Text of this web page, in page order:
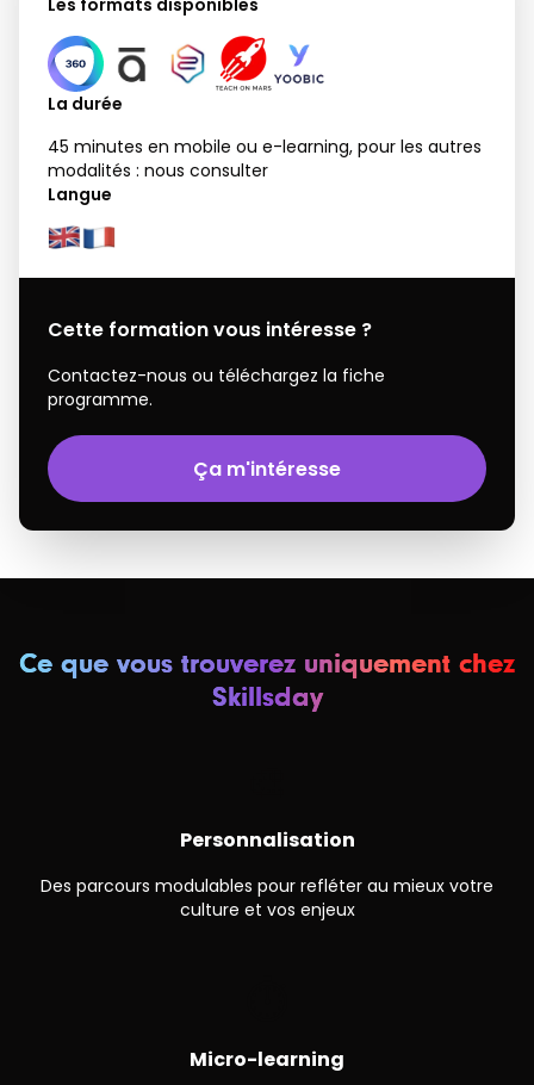
La durée
45 minutes en mobile ou e-learning, pour les autres
modalités : nous consulter
Langue
Cette formation vous intéresse ?
Contactez-nous ou téléchargez la fiche
programme.
Ça m'intéresse
Ce que vous trouverez uniquement chez
Skillsday
Personnalisation
Des parcours modulables pour refléter au mieux votre
culture et vos enjeux
Micro-learning